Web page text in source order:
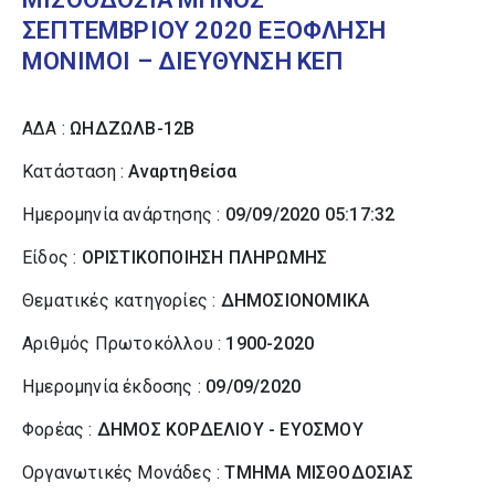
ΣΕΠΤΕΜΒΡΙΟΥ 2020 ΕΞΟΦΛΗΣΗ
ΜΟΝΙΜΟΙ – ΔΙΕΥΘΥΝΣΗ ΚΕΠ
ΑΔΑ : ΩΗΔΖΩΛΒ-12Β
Κατάσταση :Αναρτηθείσα
Ημερομηνία ανάρτησης : 09/09/2020 05:17:32
Είδος : ΟΡΙΣΤΙΚΟΠΟΙΗΣΗ ΠΛΗΡΩΜΗΣ
Θεματικές κατηγορίες : ΔΗΜΟΣΙΟΝΟΜΙΚΑ
Αριθμός Πρωτοκόλλου : 1900-2020
Ημερομηνία έκδοσης : 09/09/2020
Φορέας : ΔΗΜΟΣ ΚΟΡΔΕΛΙΟΥ - ΕΥΟΣΜΟΥ
Οργανωτικές Μονάδες :ΤΜΗΜΑ ΜΙΣΘΟΔΟΣΙΑΣ